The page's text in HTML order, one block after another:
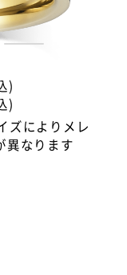
)
)
ズによりメレ
異なります